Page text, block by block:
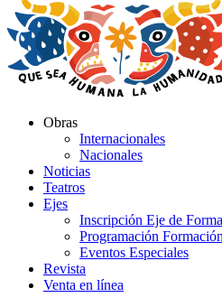
Obras
Internacionales
Nacionales
Noticias
Teatros
Ejes
Inscripción Eje de
Programación Formación
Eventos Especiales
Revista
Venta en línea